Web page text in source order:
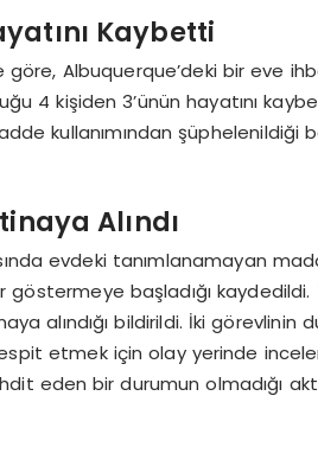
Kaybetti
Albuquerque’deki bir eve
4 kişiden 3’ünün hayatını
kullanımından şüphelenildiği
Alındı
evdeki tanımlanamayan
başladığı kaydedildi.
alındığı bildirildi. İki görevlinin
etmek için olay yerinde
eden bir durumun olmadığı